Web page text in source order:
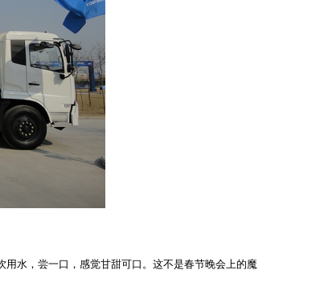
水，尝一口，感觉甘甜可口。这不是春节晚会上的魔